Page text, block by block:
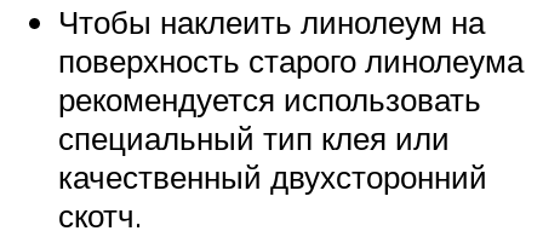
Чтобы наклеить линолеум на
поверхность старого линолеума
рекомендуется использовать
специальный тип клея или
качественный двухсторонний
скотч.